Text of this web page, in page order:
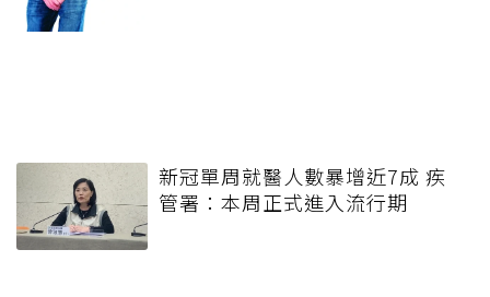
新冠單周就醫人數暴增近7成 疾
管署：本周正式進入流行期